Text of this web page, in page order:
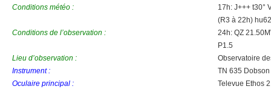
Conditions météo :
17h: J+++ t30°
(R3 à 22h)
Conditions de l’observation :
24h: QZ
P1.5
Lieu d’observation :
Observatoire
Instrument :
TN 635
Oculaire principal :
Televue Ethos